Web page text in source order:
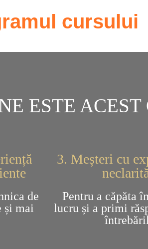
cursului
ESTE ACEST
de
și mai
3. Meșteri cu
Pentru a căpăta
lucru și a primi